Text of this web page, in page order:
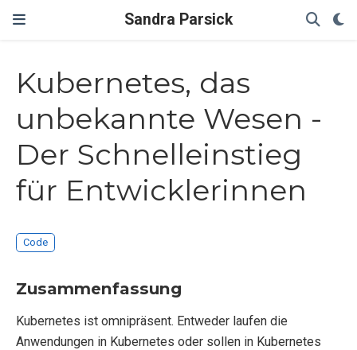
Sandra Parsick
Kubernetes, das
unbekannte Wesen -
Der Schnelleinstieg
für Entwicklerinnen
Code
Zusammenfassung
Kubernetes ist omnipräsent. Entweder laufen die
Anwendungen in Kubernetes oder sollen in Kubernetes